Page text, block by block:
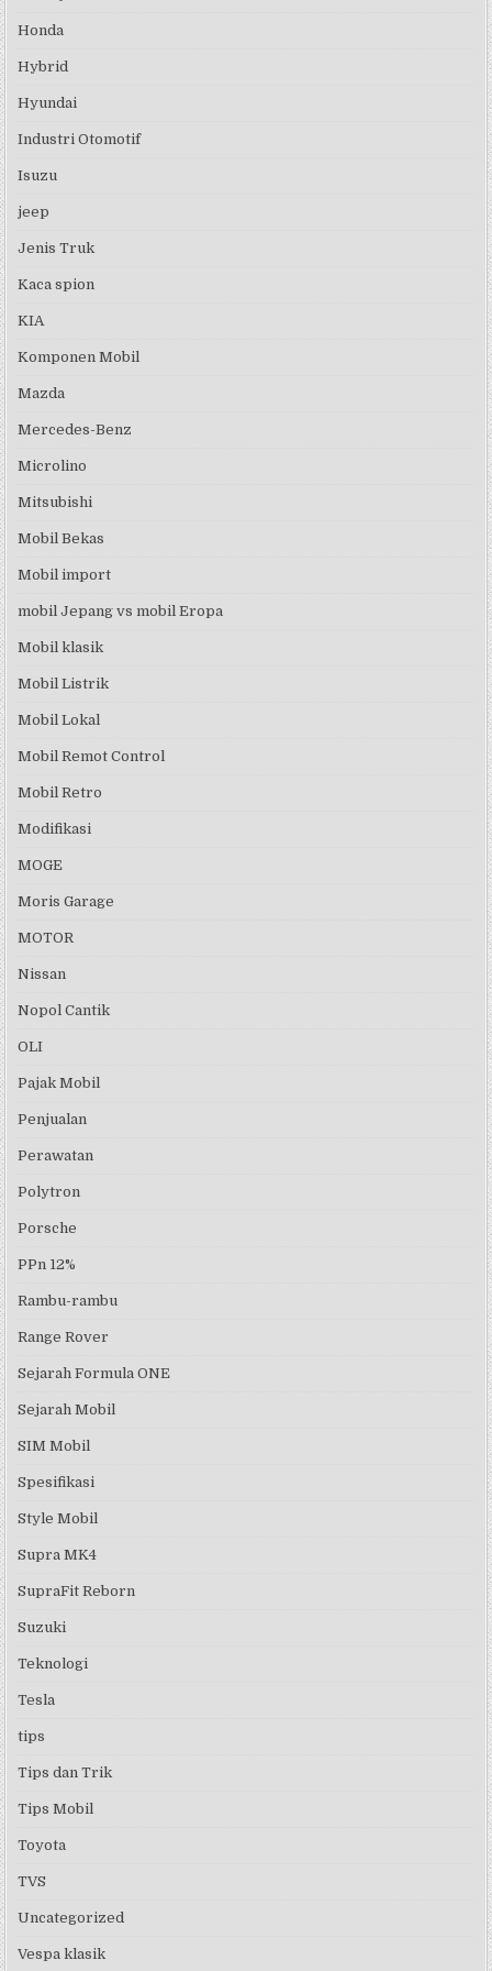
Honda
Hybrid
Hyundai
Industri Otomotif
Isuzu
jeep
Jenis Truk
Kaca spion
KIA
Komponen Mobil
Mazda
Mercedes-Benz
Microlino
Mitsubishi
Mobil Bekas
Mobil import
mobil Jepang vs mobil Eropa
Mobil klasik
Mobil Listrik
Mobil Lokal
Mobil Remot Control
Mobil Retro
Modifikasi
MOGE
Moris Garage
MOTOR
Nissan
Nopol Cantik
OLI
Pajak Mobil
Penjualan
Perawatan
Polytron
Porsche
PPn 12%
Rambu-rambu
Range Rover
Sejarah Formula ONE
Sejarah Mobil
SIM Mobil
Spesifikasi
Style Mobil
Supra MK4
SupraFit Reborn
Suzuki
Teknologi
Tesla
tips
Tips dan Trik
Tips Mobil
Toyota
TVS
Uncategorized
Vespa klasik